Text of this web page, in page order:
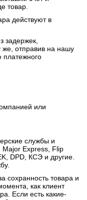
товар.
действуют в
задержек,
же, отправив на нашу
платежного
или
службы и
Major Express, Flip
DPD, КСЭ и другие.
сохранность товара и
как клиент
Если есть какие-